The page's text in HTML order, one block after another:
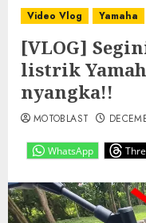
Video Vlog Yamaha
[VLOG]
listrik
nyangka!!
WhatsApp
MOTOBLAST